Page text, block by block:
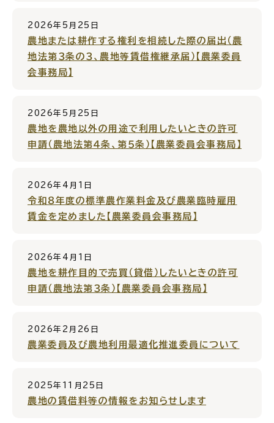
目的から探す
2026年5月25日
農地または耕作する権利を相続した際の届出（農
地法第３条の３、農地等賃借権継承届）【農業委員
会事務局】
2026年5月25日
農地を農地以外の用途で利用したいときの許可
申請（農地法第４条、第５条）【農業委員会事務局】
2026年4月1日
令和８年度の標準農作業料金及び農業臨時雇用
賃金を定めました【農業委員会事務局】
2026年4月1日
農地を耕作目的で売買（貸借）したいときの許可
申請（農地法第３条）【農業委員会事務局】
2026年2月26日
農業委員及び農地利用最適化推進委員について
2025年11月25日
農地の賃借料等の情報をお知らせします